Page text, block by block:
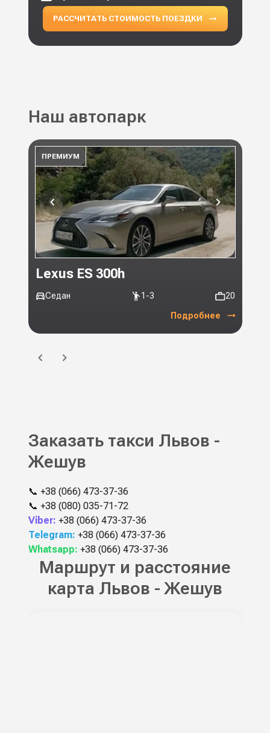
РАССЧИТАТЬ СТОИМОСТЬ ПОЕЗДКИ
Наш автопарк
ПРЕМИУМ
Lexus ES 300h
Седан 1-3 20
Подробнее
Заказать такси Львов -
Жешув
📞 +38 (066) 473-37-36
📞 +38 (080) 035-71-72
Viber: +38 (066) 473-37-36
Telegram: +38 (066) 473-37-36
Whatsapp: +38 (066) 473-37-36
Маршрут и расстояние
карта Львов - Жешув